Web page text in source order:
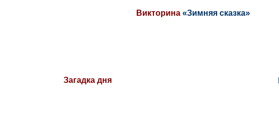
Загадка дня
Викторина«Зимняя сказка»